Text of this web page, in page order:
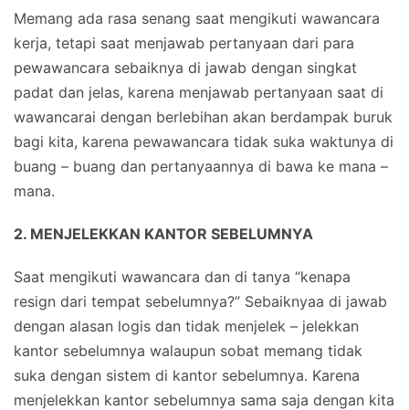
Memang ada rasa senang saat mengikuti wawancara
kerja, tetapi saat menjawab pertanyaan dari para
pewawancara sebaiknya di jawab dengan singkat
padat dan jelas, karena menjawab pertanyaan saat di
wawancarai dengan berlebihan akan berdampak buruk
bagi kita, karena pewawancara tidak suka waktunya di
buang – buang dan pertanyaannya di bawa ke mana –
mana.
2. MENJELEKKAN KANTOR SEBELUMNYA
Saat mengikuti wawancara dan di tanya “kenapa
resign dari tempat sebelumnya?” Sebaiknyaa di jawab
dengan alasan logis dan tidak menjelek – jelekkan
kantor sebelumnya walaupun sobat memang tidak
suka dengan sistem di kantor sebelumnya. Karena
menjelekkan kantor sebelumnya sama saja dengan kita